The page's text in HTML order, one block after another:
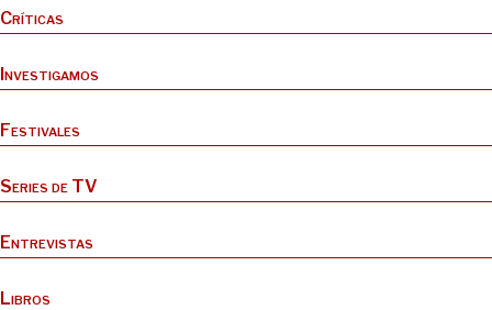
Críticas
Investigamos
Festivales
Series de TV
Entrevistas
Libros